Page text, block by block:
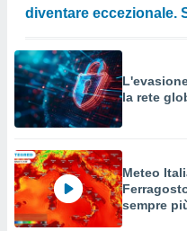
diventare eccezionale.
la rete
Meteo
sempre